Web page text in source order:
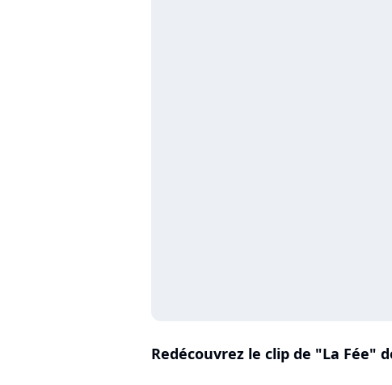
Redécouvrez le clip de "La Fée"